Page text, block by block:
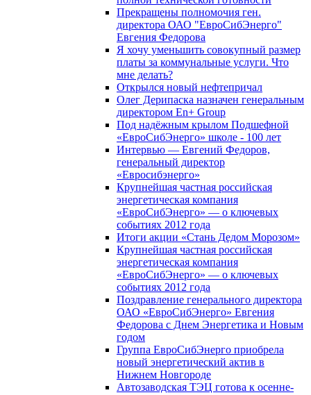
Прекращены полномочия ген.
директора ОАО "ЕвроСибЭнерго"
Евгения Федорова
Я хочу уменьшить совокупный размер
платы за коммунальные услуги. Что
мне делать?
Открылся новый нефтепричал
Олег Дерипаска назначен генеральным
директором En+ Group
Под надёжным крылом Подшефной
«ЕвроСибЭнерго» школе - 100 лет
Интервью — Евгений Федоров,
генеральный директор
«Евросибэнерго»
Крупнейшая частная российская
энергетическая компания
«ЕвроСибЭнерго» — о ключевых
событиях 2012 года
Итоги акции «Стань Дедом Морозом»
Крупнейшая частная российская
энергетическая компания
«ЕвроСибЭнерго» — о ключевых
событиях 2012 года
Поздравление генерального директора
ОАО «ЕвроСибЭнерго» Евгения
Федорова с Днем Энергетика и Новым
годом
Группа ЕвроСибЭнерго приобрела
новый энергетический актив в
Нижнем Новгороде
Автозаводская ТЭЦ готова к осенне-